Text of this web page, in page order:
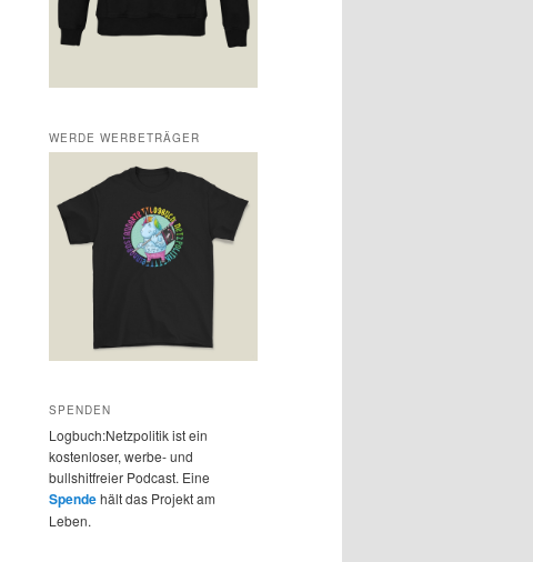
WERDE WERBETRÄGER
SPENDEN
Logbuch:Netzpolitik ist ein
kostenloser, werbe- und
bullshitfreier Podcast. Eine
Spendehält das Projekt am
Leben.